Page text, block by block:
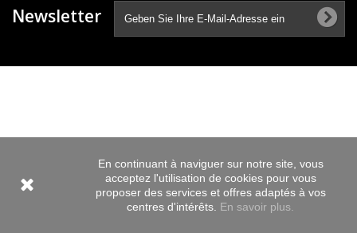
Newsletter
En continuant à naviguer sur notre site, vous
acceptez l'utilisation de cookies pour vous
proposer des services et offres adaptés à vos
centres d'intérêts. En savoir plus.